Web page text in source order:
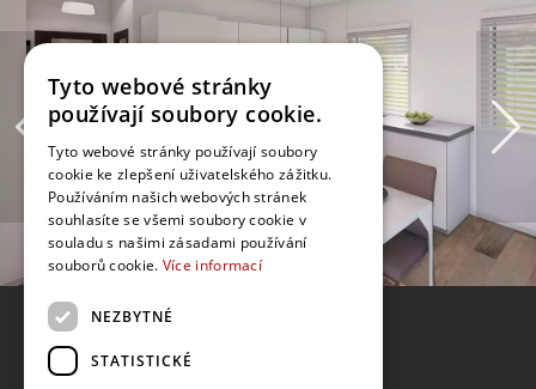
Tyto webové stránky
používají soubory cookie.
Tyto webové stránky používají soubory
cookie ke zlepšení uživatelského zážitku.
Používáním našich webových stránek
souhlasíte se všemi soubory cookie v
souladu s našimi zásadami používání
souborů cookie. Více informací
NEZBYTNÉ
STATISTICKÉ